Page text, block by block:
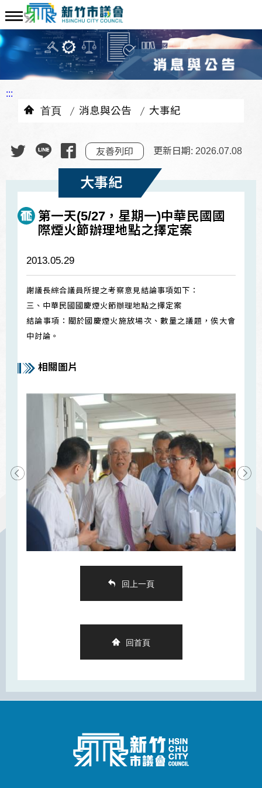
:::
首頁 消息與公告 大事紀
友善列印 更新日期: 2026.07.08
大事紀
第一天(5/27，星期一)中華民國國
際煙火節辦理地點之擇定案
2013.05.29
謝議長綜合議員所提之考察意見結論事項如下：
三、中華民國國慶煙火節辦理地點之擇定案
結論事項：關於國慶煙火施放場次、數量之議題，俟大會
中討論。
相關圖片
回上一頁
回首頁